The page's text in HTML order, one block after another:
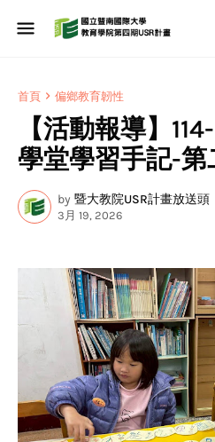
首頁 偏鄉教育韌性
【活動報導】
學堂學習手記-第
by 暨大教院USR計畫放送頭
3月 19, 2026